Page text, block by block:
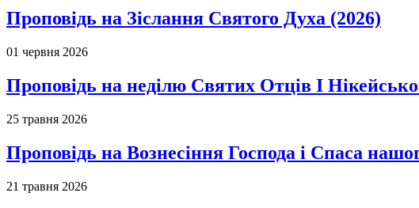
Проповідь на Зіслання Святого Духа (2026)
01 червня 2026
Проповідь на неділю Святих Отців І
25 травня 2026
Проповідь на Вознесіння Господа і Спаса
21 травня 2026